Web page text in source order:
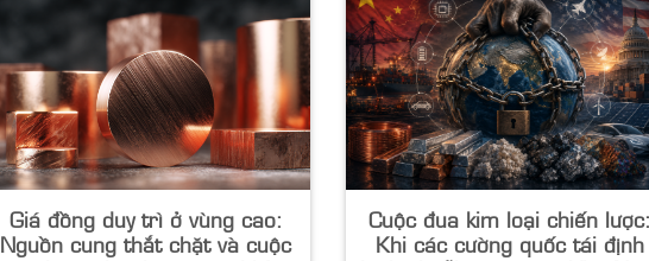
Giá đồng duy trì ở vùng cao:
Nguồn cung thắt chặt và cuộc
Cuộc đua kim loại chiến lược:
Khi các cường quốc tái định